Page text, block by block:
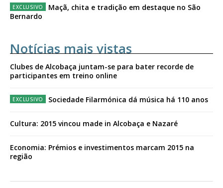
Maçã, chita e tradição em destaque no São
Bernardo
Notícias mais vistas
Clubes de Alcobaça juntam-se para bater recorde de
participantes em treino online
Sociedade Filarmónica dá música há 110 anos
Cultura: 2015 vincou made in Alcobaça e Nazaré
Economia: Prémios e investimentos marcam 2015 na
região